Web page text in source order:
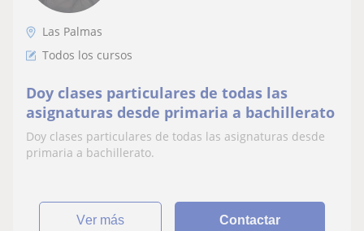
Las Palmas
Todos los cursos
Doy clases particulares de todas las
asignaturas desde primaria a bachillerato
Doy clases particulares de todas las asignaturas desde
primaria a bachillerato.
ver más Contactar